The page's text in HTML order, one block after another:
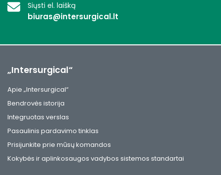
Siųsti el. laišką
biuras@intersurgical.lt
„Intersurgical“
Apie „Intersurgical“
Bendrovės istorija
Integruotas verslas
Pasaulinis pardavimo tinklas
Prisijunkite prie mūsų komandos
Kokybės ir aplinkosaugos vadybos sistemos standartai